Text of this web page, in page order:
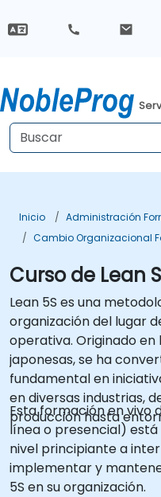
Inicio
Administración
Cambio Organizacional
Curso de Lean
Lean 5S es una
organización del lugar
operativa. Originado
japonesas, se ha
fundamental en
en diversas industrias,
producción hasta
Esta formación en vivo
línea o presencial)
nivel principiante a
implementar y
5S en su organización.